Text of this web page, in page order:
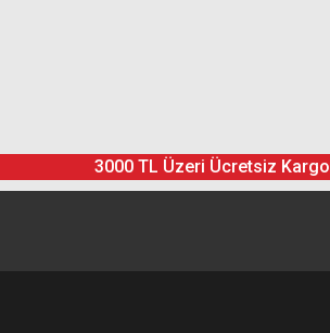
3000 TL Üzeri Ücretsiz Kargo